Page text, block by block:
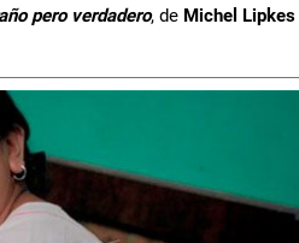
pero verdadero, de Michel Lipkes